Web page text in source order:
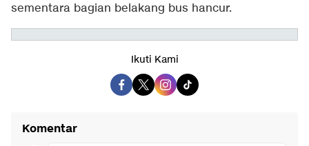
sementara bagian belakang bus hancur.
Ikuti Kami
Komentar